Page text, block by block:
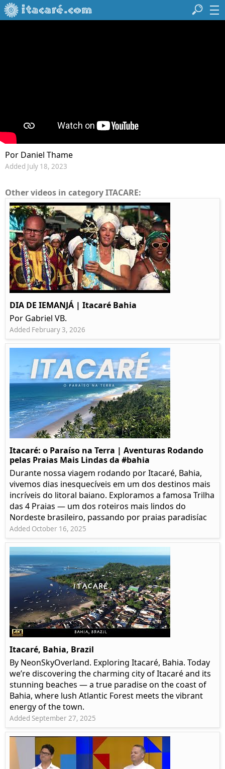
Por Daniel Thame
Added July 18, 2023
Other videos in category ITACARE:
DIA DE IEMANJÁ | Itacaré Bahia
Por Gabriel VB.
Added February 3, 2026
Itacaré: o Paraíso na Terra | Aventuras Rodando
pelas Praias Mais Lindas da #bahia
Durante nossa viagem rodando por Itacaré, Bahia,
vivemos dias inesquecíveis em um dos destinos mais
incríveis do litoral baiano. Exploramos a famosa Trilha
das 4 Praias — um dos roteiros mais lindos do
Nordeste brasileiro, passando por praias paradisíac
Added October 16, 2025
Itacaré, Bahia, Brazil
By NeonSkyOverland. Exploring Itacaré, Bahia. Today
we’re discovering the charming city of Itacaré and its
stunning beaches — a true paradise on the coast of
Bahia, where lush Atlantic Forest meets the vibrant
energy of the town.
Added September 27, 2025